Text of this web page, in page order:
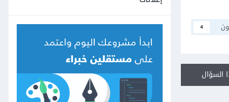
4
السؤال